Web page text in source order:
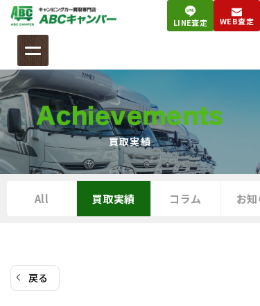
ツ
へ
ス
キ
ッ
プ
LINE査定 WEB査定
Achievements
買取実績
All 買取実績 コラム お知
戻る